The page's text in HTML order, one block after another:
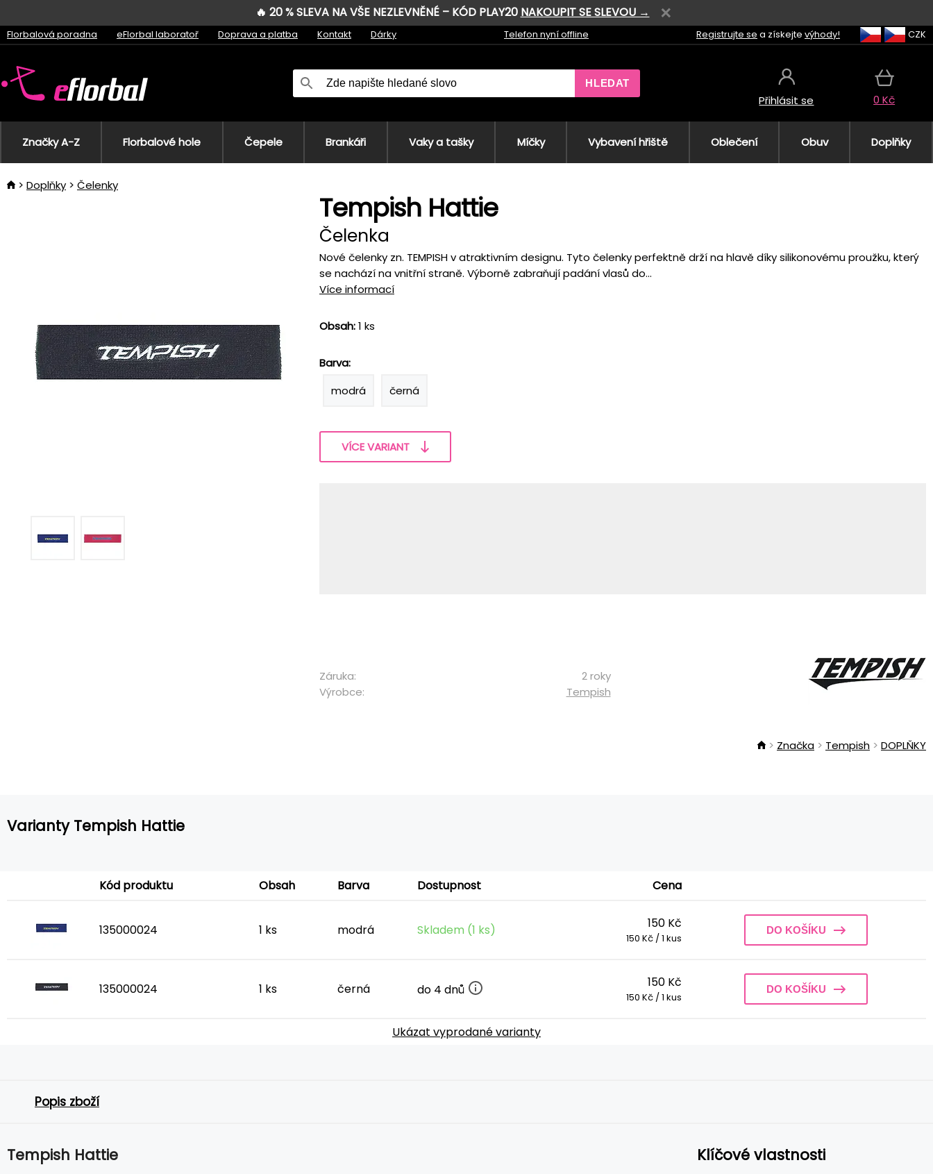
🔥 20 % SLEVA NA VŠE NEZLEVNĚNÉ – KÓD PLAY20 NAKOUPIT SE SLEVOU →
Florbalová poradna eFlorbal laboratoř Doprava a platba Kontakt Dárky Telefon nyní offline Registrujte se a získejte výhody! CZK
HLEDAT
Přihlásit se 0 Kč
Značky A-Z Florbalové hole Čepele Brankáři Vaky a tašky Míčky Vybavení hřiště Oblečení Obuv Doplňky
Doplňky Čelenky
Tempish Hattie
Čelenka
Nové čelenky zn. TEMPISH v atraktivním designu. Tyto čelenky perfektně drží na hlavě díky silikonovému proužku, který
se nachází na vnitřní straně. Výborně zabraňují padání vlasů do...
Více informací
Obsah:1 ks
Barva:
modrá
černá
VÍCE VARIANT
Záruka:
2 roky
Výrobce:
Tempish
Značka Tempish DOPLŇKY
Varianty Tempish Hattie
Kód produktu Obsah Barva Dostupnost Cena
135000024 1 ks modrá Skladem (1 ks) 150 Kč
150 Kč / 1 kus
DO KOŠÍKU
135000024 1 ks černá do 4 dnů 150 Kč
150 Kč / 1 kus
DO KOŠÍKU
Ukázat vyprodané varianty
Popis zboží
Tempish Hattie Klíčové vlastnosti